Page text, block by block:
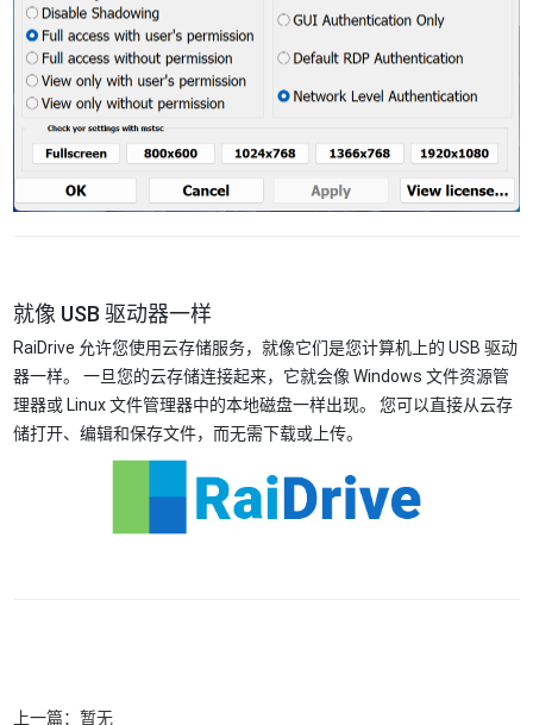
就像 USB 驱动器一样
RaiDrive 允许您使用云存储服务，就像它们是您计算机上的 USB 驱动
器一样。 一旦您的云存储连接起来，它就会像 Windows 文件资源管
理器或 Linux 文件管理器中的本地磁盘一样出现。 您可以直接从云存
储打开、编辑和保存文件，而无需下载或上传。
上一篇：暂无